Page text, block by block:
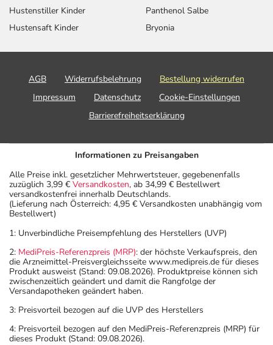
Hustenstiller Kinder
Hustensaft Kinder
Panthenol Salbe
Bryonia
AGB Widerrufsbelehrung
Bestellung widerrufen
Impressum
Datenschutz
Cookie-Einstellungen
Barrierefreiheitserklärung
Informationen zu Preisangaben
Alle Preise inkl. gesetzlicher Mehrwertsteuer, gegebenenfalls
zuzüglich 3,99 € Versandkosten, ab 34,99 € Bestellwert
versandkostenfrei innerhalb Deutschlands.
(Lieferung nach Österreich: 4,95 € Versandkosten unabhängig vom
Bestellwert)
1: Unverbindliche Preisempfehlung des Herstellers (UVP)
2: MediPreis-Referenzpreis (MRP): der höchste Verkaufspreis, den
die Arzneimittel-Preisvergleichsseite www.medipreis.de für dieses
Produkt ausweist (Stand: 09.08.2026). Produktpreise können sich
zwischenzeitlich geändert und damit die Rangfolge der
Versandapotheken geändert haben.
3: Preisvorteil bezogen auf die UVP des Herstellers
4: Preisvorteil bezogen auf den MediPreis-Referenzpreis (MRP) für
dieses Produkt (Stand: 09.08.2026).